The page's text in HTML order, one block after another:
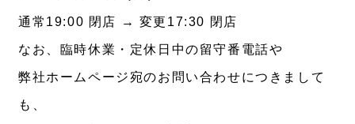
通常19:00 閉店 → 変更17:30 閉店
なお、臨時休業・定休日中の留守番電話や
弊社ホームページ宛のお問い合わせにつきまして
も、